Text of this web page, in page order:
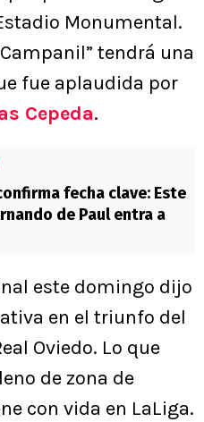
Monumental.
tendrá una
fue aplaudida por
Cepeda.
fecha clave: Este
de Paul entra a
este domingo dijo
en el triunfo del
Oviedo. Lo que
de zona de
con vida en LaLiga.